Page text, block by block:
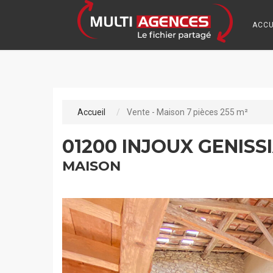
Accueil Vente - Maison 7 pièces 255 m²
01200 INJOUX
MAISON